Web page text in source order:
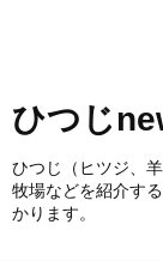
ひつじ
ひつじ（ヒツジ、
牧場などを紹介す
かります。